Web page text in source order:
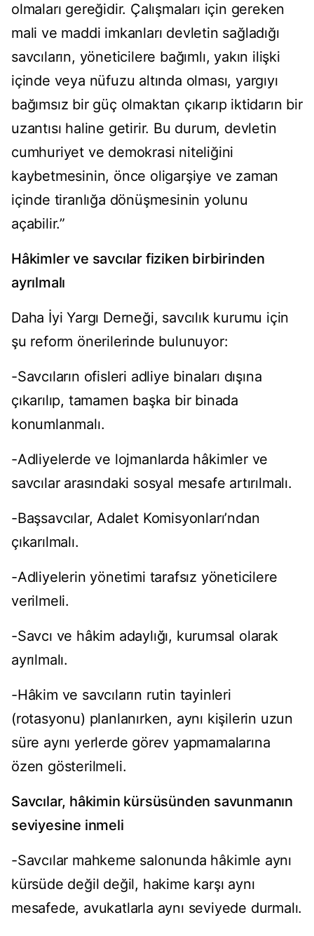
olmaları gereğidir. Çalışmaları için gereken
mali ve maddi imkanları devletin sağladığı
savcıların, yöneticilere bağımlı, yakın ilişki
içinde veya nüfuzu altında olması, yargıyı
bağımsız bir güç olmaktan çıkarıp iktidarın bir
uzantısı haline getirir. Bu durum, devletin
cumhuriyet ve demokrasi niteliğini
kaybetmesinin, önce oligarşiye ve zaman
içinde tiranlığa dönüşmesinin yolunu
açabilir.”
Hâkimler ve savcılar fiziken birbirinden
ayrılmalı
Daha İyi Yargı Derneği, savcılık kurumu için
şu reform önerilerinde bulunuyor:
-Savcıların ofisleri adliye binaları dışına
çıkarılıp, tamamen başka bir binada
konumlanmalı.
-Adliyelerde ve lojmanlarda hâkimler ve
savcılar arasındaki sosyal mesafe artırılmalı.
-Başsavcılar, Adalet Komisyonları’ndan
çıkarılmalı.
-Adliyelerin yönetimi tarafsız yöneticilere
verilmeli.
-Savcı ve hâkim adaylığı, kurumsal olarak
ayrılmalı.
-Hâkim ve savcıların rutin tayinleri
(rotasyonu) planlanırken, aynı kişilerin uzun
süre aynı yerlerde görev yapmamalarına
özen gösterilmeli.
Savcılar, hâkimin kürsüsünden savunmanın
seviyesine inmeli
-Savcılar mahkeme salonunda hâkimle aynı
kürsüde değil değil, hakime karşı aynı
mesafede, avukatlarla aynı seviyede durmalı.